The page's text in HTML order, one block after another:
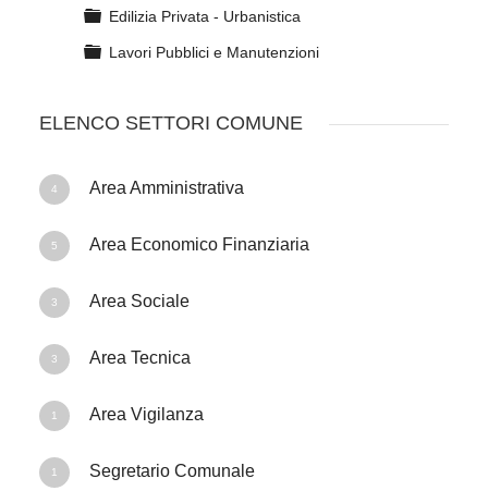
r
t
l
C
r
l
Edilizia Privata - Urbanistica
C
t
l
Lavori Pubblici e Manutenzioni
ELENCO SETTORI COMUNE
4 Area Amministrativa
5 Area Economico Finanziaria
3 Area Sociale
3 Area Tecnica
1 Area Vigilanza
1 Segretario Comunale